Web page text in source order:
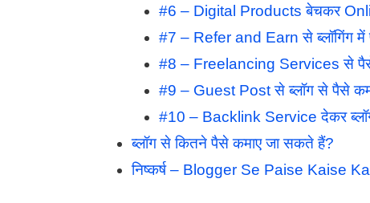
#6 – Digital Products बेचकर
#7 – Refer and Earn से ब्लॉगिंग
#8 – Freelancing Services से
#9 – Guest Post से ब्लॉग से पैसे
#10 – Backlink Service देकर
ब्लॉग से कितने पैसे कमाए जा सकते हैं?
निष्कर्ष – Blogger Se Paise Kaise